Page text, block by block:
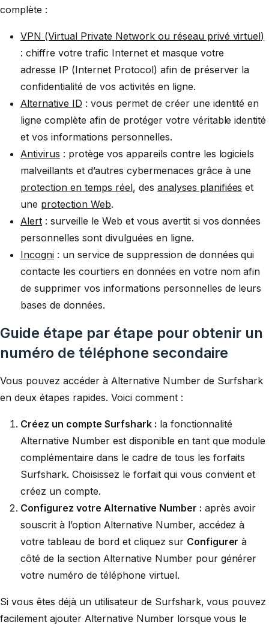
complète :
VPN (Virtual Private Network ou réseau privé virtuel)
: chiffre votre trafic Internet et masque votre
adresse IP (Internet Protocol) afin de préserver la
confidentialité de vos activités en ligne.
Alternative ID : vous permet de créer une identité en
ligne complète afin de protéger votre véritable identité
et vos informations personnelles.
Antivirus : protège vos appareils contre les logiciels
malveillants et d’autres cybermenaces grâce à une
protection en temps réel, des analyses planifiées et
une protection Web.
Alert: surveille le Web et vous avertit si vos données
personnelles sont divulguées en ligne.
Incogni: un service de suppression de données qui
contacte les courtiers en données en votre nom afin
de supprimer vos informations personnelles de leurs
bases de données.
Guide étape par étape pour obtenir un
numéro de téléphone secondaire
Vous pouvez accéder à Alternative Number de Surfshark
en deux étapes rapides. Voici comment :
Créez un compte Surfshark : la fonctionnalité
Alternative Number est disponible en tant que module
complémentaire dans le cadre de tous les forfaits
Surfshark. Choisissez le forfait qui vous convient et
créez un compte.
Configurez votre Alternative Number : après avoir
souscrit à l’option Alternative Number, accédez à
votre tableau de bord et cliquez sur Configurer à
côté de la section Alternative Number pour générer
votre numéro de téléphone virtuel.
Si vous êtes déjà un utilisateur de Surfshark, vous pouvez
facilement ajouter Alternative Number lorsque vous le